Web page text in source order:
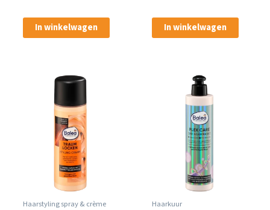
In winkelwagen In winkelwagen
Haarstyling spray & crème Haarkuur